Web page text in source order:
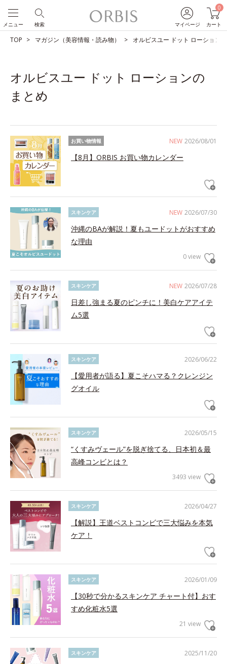
マイページ
0
カート
検索
メニュー
TOP マガジン（美容情報・読み物） オルビスユー ドット ローション
オルビスユー ドット ローションの
まとめ
NEW 2026/08/01
お買い物情報
【8月】ORBIS お買い物カレンダー
NEW 2026/07/30
スキンケア
沖縄のBAが解説！夏もユードットがおすすめ
な理由
0 view
NEW 2026/07/28
スキンケア
日差し強まる夏のピンチに！美白ケアアイテ
ム5選
2026/06/22
スキンケア
【愛用者が語る】夏こそハマる？クレンジン
グオイル
2026/05/15
スキンケア
“くすみヴェール”を脱ぎ捨てる、日本初＆最
高峰コンビとは？
3493 view
2026/04/27
スキンケア
【解説】王道ベストコンビで三大悩みを本気
ケア！
2026/01/09
スキンケア
【30秒で分かるスキンケア チャート付】おす
すめ化粧水5選
21 view
2025/11/20
スキンケア